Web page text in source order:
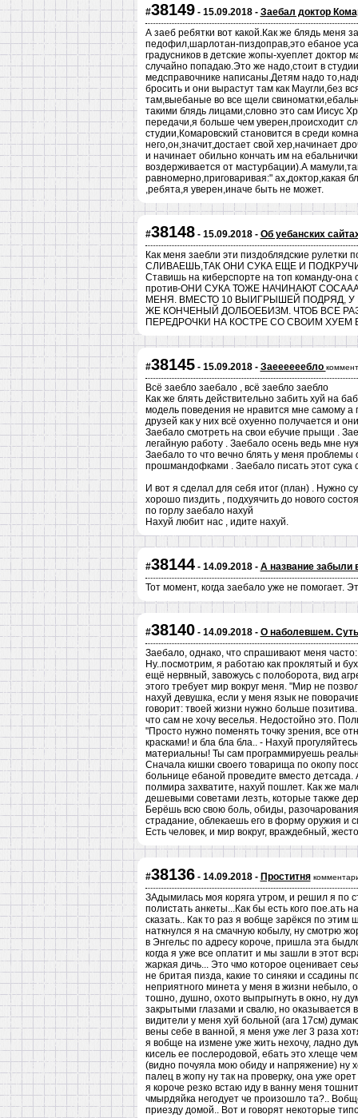
#38149- 15.09.2018 - Заебал доктор
А заеб ребятки вот какой.Как же блядь меня
педофил,шарлотан-пиздоправ,это ебаное
градусников в детские жопы-хуеплет доктор
случайно попадаю.Это же надо,стоит в
медсправочнике написаны.Детям надо
бросить и они вырастут там как Маугли,без
там,выебаные во все щели
такими блядь лицами,словно это сам Иисус
передачи,я больше чем уверен,происходит
студии,Комаровский становится в среди
него,он,значит,достает свой хер,начинает
и начинает обильно кончать им на
воздерживается от мастурбации).А
равномерно,приговаривая:" ах,доктор,какая
,ребята,я уверен,иначе быть не может.
#38148- 15.09.2018 - Об уебанских
Как меня заебли эти пиздоблядские
СЛИВАЕШЬ,ТАК ОНИ СУКА ЕЩЕ И
Ставишь на киберспорте на топ команду-
против-ОНИ СУКА ТОЖЕ НАЧИНАЮТ
МЕНЯ. ВМЕСТО 10 ВЫИГРЫШЕЙ ПОДРЯД,
ЖЕ КОНЧЕНЫЙ ДОЛБОЕБИЗМ. ЧТОБ ВСЕ
ПЕРЕДРОЧКИ НА КОСТРЕ СО СВОИМ ХУЕМ
#38145- 15.09.2018 - Заеееееебло
Всё заебло заебало , всё заебло заебло
Как же блять действительно забить хуй на
модель поведения не нравится мне самому
друзей как у них всё охуенно получается и
Заебало смотреть на свои ебучие прыщи .
легайную работу . Заебало осень ведь мне
Заебало то что вечно блять у меня проблемы
прошмандофками . Заебало писать этот сука
И вот я сделал для себя итог (план) . Нужно
хорошо пиздить , подхуячить до нового
по горлу заебало нахуй
Нахуй любит нас , идите нахуй.
#38144- 14.09.2018 - А название забыли
Тот момент, когда заебало уже не помогает.
#38140- 14.09.2018 - О наболевшем.
Заебало, однако, что спрашивают меня
Ну..посмотрим, я работаю как проклятый и
ещё нервный, завожусь с полоборота, вид
этого требует мир вокруг меня. "Мир не
нахуй девушка, если у меня язык не
говорит: твоей жизни нужно больше
что сам не хочу веселья. Недостойно это.
"Просто нужно поменять точку зрения, все
красками! и бла бла бла.. - Нахуй
материальны! Ты сам программируешь
Сначала кишки своего товарища по окопу
больнице ебаной проведите вместо
полмира захватите, нахуй пошлет. Как же
дешевыми советами лезть, которые также
Берёшь всю свою боль, обиды,
страдание, облекаешь его в форму оружия и
Есть человек, и мир вокруг, враждебный,
#38136- 14.09.2018 - Проститня
ЗАдымилась моя коряга утром, и решил я по
полистать анкеты...Как бы есть кого пое.ать
сказать.. Как то раз я вобще зарёкся по
наткнулся я на смачную кобылу, ну смотрю
в Энгельс по адресу короче, пришла эта
когда я уже все оплатит и мы зашли в этот
жаркая дичь... Это чмо которое оценивает
не бритая пизда, какие то синяки и ссадины
неприятного минета у меня в жизни небыло,
тошно, душно, охото выпрыгнуть в окно, ну
закрытыми глазами и свалю, но оказывается
видители у меня хуй больной (ага 17см)
вены себе в ванной, я меня уже лег 3 раза
я вобще на измене уже жить нехочу, ладно
кисель ее послеродовой, ебать это хлеще
(видно почуяла мою обиду и напряжение) ну
палец в жопу ну так на проверку, она уже
я короче резко встаю иду в ванну меня
чмырдяйка негодует че произошло та?..
приезду домой.. Вот и говорят некоторые